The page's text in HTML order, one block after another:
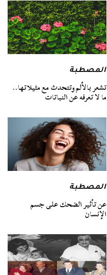
المصطبة
تشعر بالألم وتتحدث مع مثيلاتها..
ما لا تعرفه عن النباتات
المصطبة
عن تأثير الضحك على جسم
الإنسان